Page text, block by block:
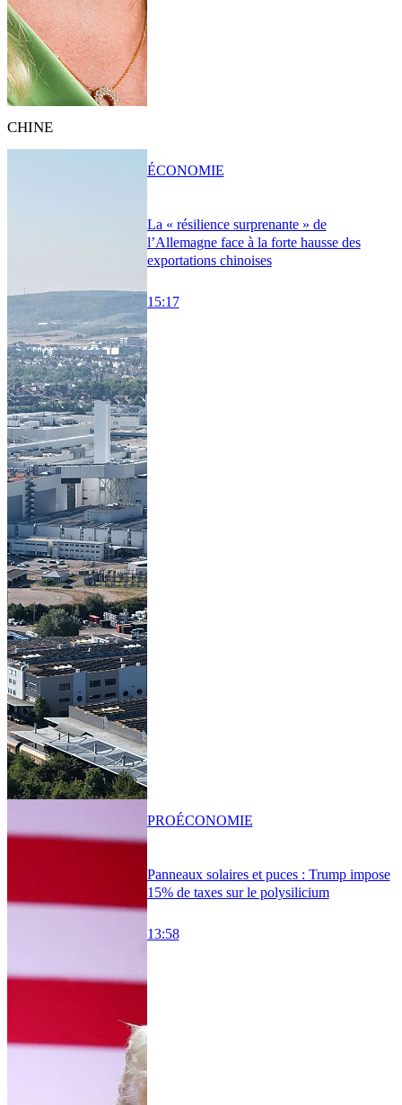
CHINE
La « résilience surprenante » de
l’Allemagne face à la forte hausse des
exportations chinoises
15:17
ÉCONOMIE
Panneaux solaires et puces : Trump impose
15% de taxes sur le polysilicium
13:58
PROÉCONOMIE